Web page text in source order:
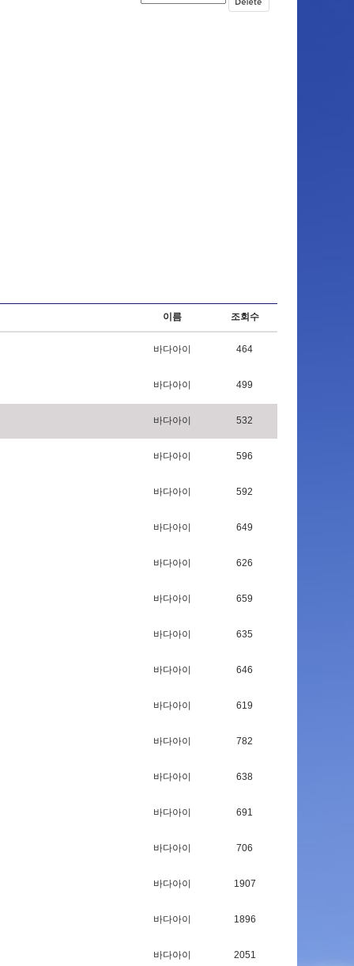
이름 조회수
바다아이 464
바다아이 499
바다아이 532
바다아이 596
바다아이 592
바다아이 649
바다아이 626
바다아이 659
바다아이 635
바다아이 646
바다아이 619
바다아이 782
바다아이 638
바다아이 691
바다아이 706
바다아이 1907
바다아이 1896
바다아이 2051